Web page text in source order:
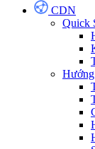
CDN
Quick